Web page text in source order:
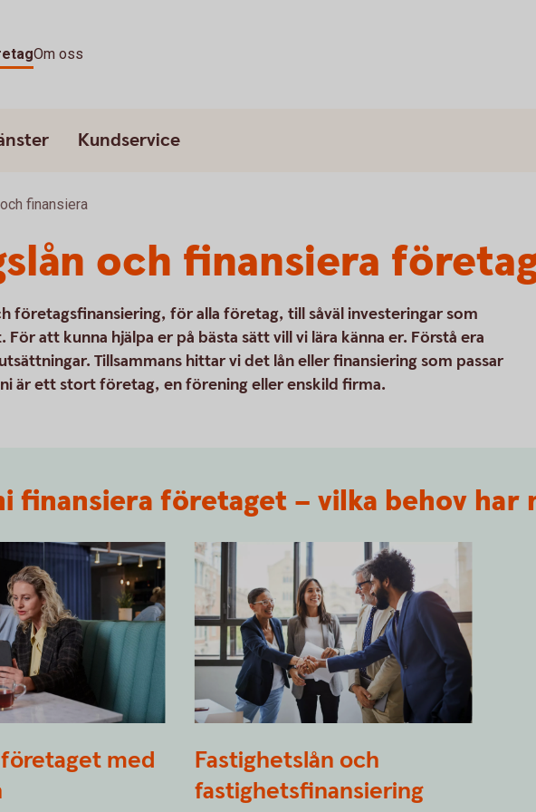
Om oss
Kundservice
finansiera
och finansiera
företagsfinansiering, för alla företag, till såväl investeringar som
att kunna hjälpa er på bästa sätt vill vi lära känna er. Förstå era
Tillsammans hittar vi det lån eller finansiering som passar
är ett stort företag, en förening eller enskild firma.
finansiera företaget – vilka behov har
med
Fastighetslån och
fastighetsfinansiering